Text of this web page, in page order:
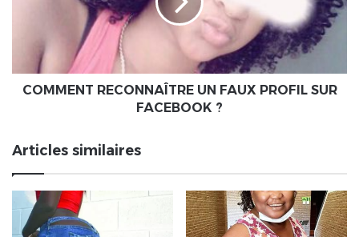
COMMENT RECONNAÎTRE UN FAUX PROFIL SUR
FACEBOOK ?
Articles similaires